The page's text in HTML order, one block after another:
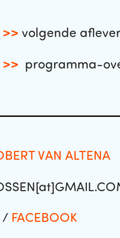
>> volgende
>> programma-
VAN ALTENA
/ FACEBOOK